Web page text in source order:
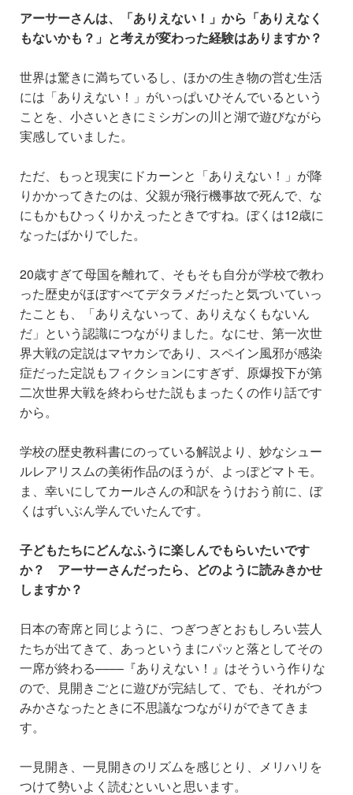
アーサーさんは、「ありえない！」から「ありえなく
もないかも？」と考えが変わった経験はありますか？
世界は驚きに満ちているし、ほかの生き物の営む生活
には「ありえない！」がいっぱいひそんでいるという
ことを、小さいときにミシガンの川と湖で遊びながら
実感していました。
ただ、もっと現実にドカーンと「ありえない！」が降
りかかってきたのは、父親が飛行機事故で死んで、な
にもかもひっくりかえったときですね。ぼくは12歳に
なったばかりでした。
20歳すぎて母国を離れて、そもそも自分が学校で教わ
った歴史がほぼすべてデタラメだったと気づいていっ
たことも、「ありえないって、ありえなくもないん
だ」という認識につながりました。なにせ、第一次世
界大戦の定説はマヤカシであり、スペイン風邪が感染
症だった定説もフィクションにすぎず、原爆投下が第
二次世界大戦を終わらせた説もまったくの作り話です
から。
学校の歴史教科書にのっている解説より、妙なシュー
ルレアリスムの美術作品のほうが、よっぽどマトモ。
ま、幸いにしてカールさんの和訳をうけおう前に、ぼ
くはずいぶん学んでいたんです。
子どもたちにどんなふうに楽しんでもらいたいです
か？ アーサーさんだったら、どのように読みきかせ
しますか？
日本の寄席と同じように、つぎつぎとおもしろい芸人
たちが出てきて、あっというまにパッと落としてその
一席が終わる––––『ありえない！』はそういう作りな
ので、見開きごとに遊びが完結して、でも、それがつ
みかさなったときに不思議なつながりができてきま
す。
一見開き、一見開きのリズムを感じとり、メリハリを
つけて勢いよく読むといいと思います。